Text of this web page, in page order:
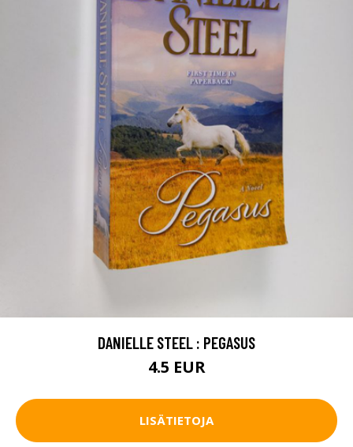
DANIELLE STEEL : PEGASUS
4.5 EUR
LISÄTIETOJA